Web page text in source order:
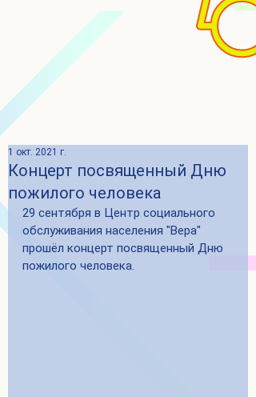
Концерт посвященный Дню
пожилого человека
1 окт. 2021 г.
29 сентября в Центр социального
обслуживания населения "Вера"
прошёл концерт посвященный Дню
пожилого человека.